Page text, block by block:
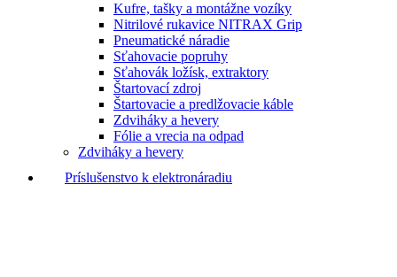
Kufre, tašky a montážne vozíky
Nitrilové rukavice NITRAX Grip
Pneumatické náradie
Sťahovacie popruhy
Sťahovák ložísk, extraktory
Štartovací zdroj
Štartovacie a predlžovacie káble
Zdviháky a hevery
Fólie a vrecia na odpad
Zdviháky a hevery
Príslušenstvo k elektronáradiu